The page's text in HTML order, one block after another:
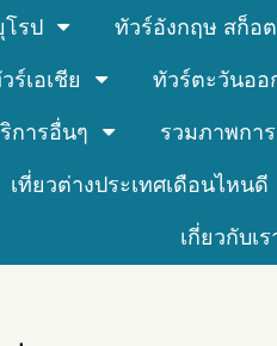
รป ทัวร์อังกฤษ สก็อ
ร์เอเชีย ทัวร์ตะวันออ
การอื่นๆ รวมภาพกา
เที่ยวต่างประเทศเดือนไหนดี
เกี่ยวกับเร